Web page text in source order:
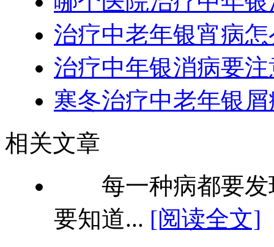
治疗中老年银宵病
治疗中年银消病要
寒冬治疗中老年银
相关文章
每一种病都要发
要知道... [阅读全文]